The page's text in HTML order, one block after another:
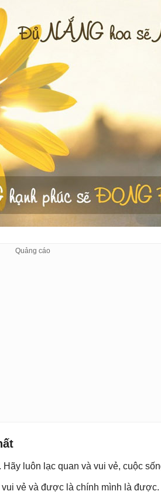
luôn lạc quan và vui vẻ, cuộc
vẻ và được là chính mình là được.